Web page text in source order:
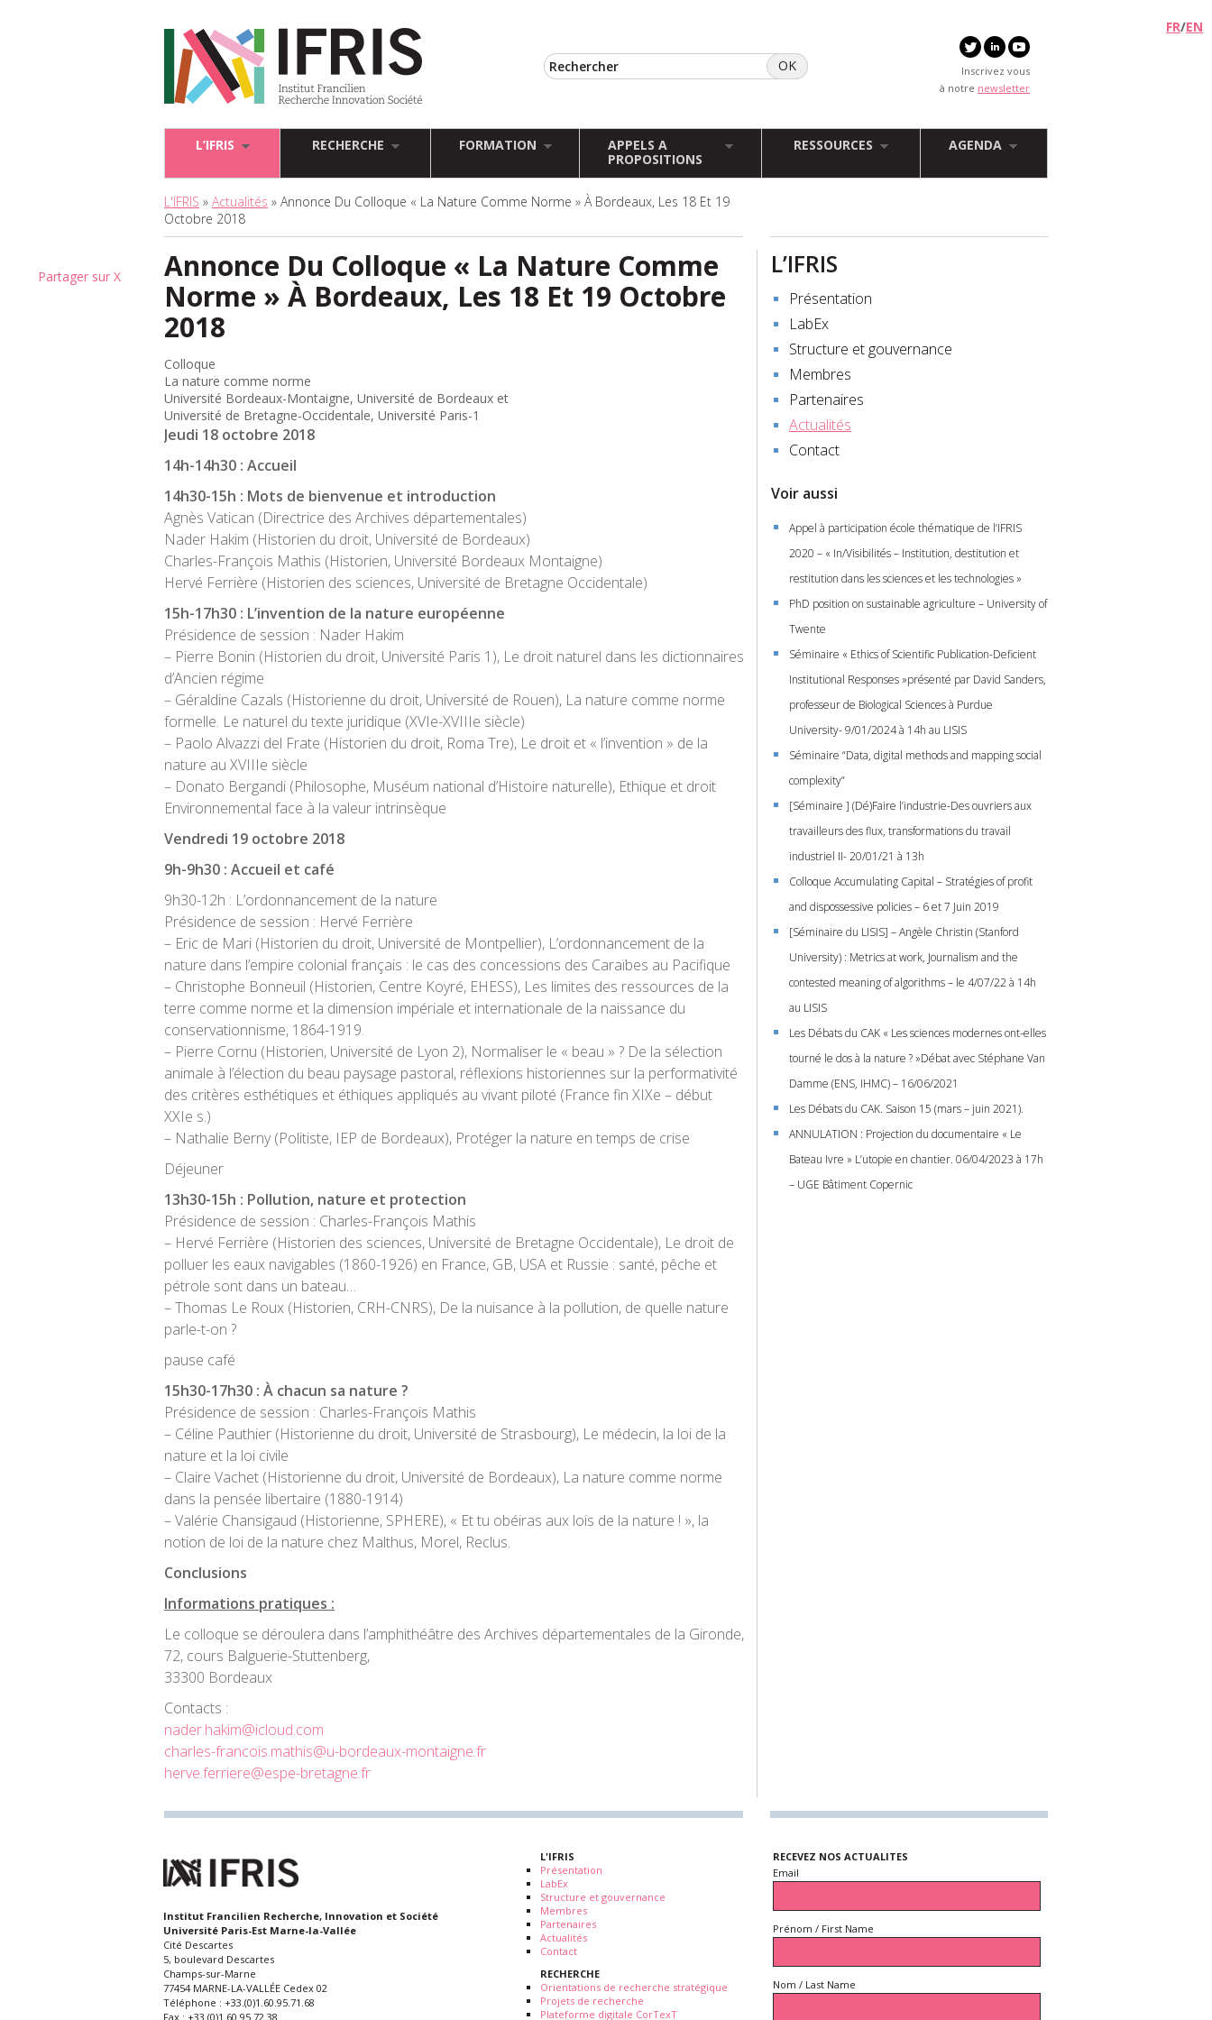
Inscrivez vous
à notre newsletter
FR/EN
L’IFRIS RECHERCHE FORMATION
APPELS A
PROPOSITIONS
RESSOURCES AGENDA
L'IFRIS » Actualités » Annonce Du Colloque « La Nature Comme Norme » À Bordeaux, Les 18 Et 19
Octobre 2018
Partager sur X
Annonce Du Colloque « La Nature Comme
Norme » À Bordeaux, Les 18 Et 19 Octobre
2018
Colloque
La nature comme norme
Université Bordeaux-Montaigne, Université de Bordeaux et
Université de Bretagne-Occidentale, Université Paris-1
Jeudi 18 octobre 2018
14h-14h30 : Accueil
14h30-15h : Mots de bienvenue et introduction
Agnès Vatican (Directrice des Archives départementales)
Nader Hakim (Historien du droit, Université de Bordeaux)
Charles-François Mathis (Historien, Université Bordeaux Montaigne)
Hervé Ferrière (Historien des sciences, Université de Bretagne Occidentale)
15h-17h30 : L’invention de la nature européenne
Présidence de session : Nader Hakim
– Pierre Bonin (Historien du droit, Université Paris 1), Le droit naturel dans les dictionnaires
d’Ancien régime
– Géraldine Cazals (Historienne du droit, Université de Rouen), La nature comme norme
formelle. Le naturel du texte juridique (XVIe-XVIIIe siècle)
– Paolo Alvazzi del Frate (Historien du droit, Roma Tre), Le droit et « l’invention » de la
nature au XVIIIe siècle
– Donato Bergandi (Philosophe, Muséum national d’Histoire naturelle), Ethique et droit
Environnemental face à la valeur intrinsèque
Vendredi 19 octobre 2018
9h-9h30 : Accueil et café
9h30-12h : L’ordonnancement de la nature
Présidence de session : Hervé Ferrière
– Eric de Mari (Historien du droit, Université de Montpellier), L’ordonnancement de la
nature dans l’empire colonial français : le cas des concessions des Caraïbes au Pacifique
– Christophe Bonneuil (Historien, Centre Koyré, EHESS), Les limites des ressources de la
terre comme norme et la dimension impériale et internationale de la naissance du
conservationnisme, 1864-1919.
– Pierre Cornu (Historien, Université de Lyon 2), Normaliser le « beau » ? De la sélection
animale à l’élection du beau paysage pastoral, réflexions historiennes sur la performativité
des critères esthétiques et éthiques appliqués au vivant piloté (France fin XIXe – début
XXIe s.)
– Nathalie Berny (Politiste, IEP de Bordeaux), Protéger la nature en temps de crise
Déjeuner
13h30-15h : Pollution, nature et protection
Présidence de session : Charles-François Mathis
– Hervé Ferrière (Historien des sciences, Université de Bretagne Occidentale), Le droit de
polluer les eaux navigables (1860-1926) en France, GB, USA et Russie : santé, pêche et
pétrole sont dans un bateau…
– Thomas Le Roux (Historien, CRH-CNRS), De la nuisance à la pollution, de quelle nature
parle-t-on ?
pause café
15h30-17h30 : À chacun sa nature ?
Présidence de session : Charles-François Mathis
– Céline Pauthier (Historienne du droit, Université de Strasbourg), Le médecin, la loi de la
nature et la loi civile
– Claire Vachet (Historienne du droit, Université de Bordeaux), La nature comme norme
dans la pensée libertaire (1880-1914)
– Valérie Chansigaud (Historienne, SPHERE), « Et tu obéiras aux lois de la nature ! », la
notion de loi de la nature chez Malthus, Morel, Reclus.
Conclusions
Informations pratiques :
Le colloque se déroulera dans l’amphithéâtre des Archives départementales de la Gironde,
72, cours Balguerie-Stuttenberg,
33300 Bordeaux
Contacts :
nader.hakim@icloud.com
charles-francois.mathis@u-bordeaux-montaigne.fr
herve.ferriere@espe-bretagne.fr
L’IFRIS
Présentation
LabEx
Structure et gouvernance
Membres
Partenaires
Actualités
Contact
Voir aussi
Appel à participation école thématique de l’IFRIS
2020 – « In/Visibilités – Institution, destitution et
restitution dans les sciences et les technologies »
PhD position on sustainable agriculture – University of
Twente
Séminaire « Ethics of Scientific Publication-Deficient
Institutional Responses »présenté par David Sanders,
professeur de Biological Sciences à Purdue
University- 9/01/2024 à 14h au LISIS
Séminaire “Data, digital methods and mapping social
complexity”
[Séminaire ] (Dé)Faire l’industrie-Des ouvriers aux
travailleurs des flux, transformations du travail
industriel II- 20/01/21 à 13h
Colloque Accumulating Capital – Stratégies of profit
and dispossessive policies – 6 et 7 Juin 2019
[Séminaire du LISIS] – Angèle Christin (Stanford
University) : Metrics at work, Journalism and the
contested meaning of algorithms – le 4/07/22 à 14h
au LISIS
Les Débats du CAK « Les sciences modernes ont-elles
tourné le dos à la nature ? »Débat avec Stéphane Van
Damme (ENS, IHMC) – 16/06/2021
Les Débats du CAK. Saison 15 (mars – juin 2021).
ANNULATION : Projection du documentaire « Le
Bateau Ivre » L’utopie en chantier. 06/04/2023 à 17h
– UGE Bâtiment Copernic
Institut Francilien Recherche, Innovation et Société
Université Paris-Est Marne-la-Vallée
Cité Descartes
5, boulevard Descartes
Champs-sur-Marne
77454 MARNE-LA-VALLÉE Cedex 02
Téléphone : +33.(0)1.60.95.71.68
Fax : +33.(0)1.60.95.72.38
L'IFRIS
Présentation
LabEx
Structure et gouvernance
Membres
Partenaires
Actualités
Contact
RECHERCHE
Orientations de recherche stratégique
Projets de recherche
Plateforme digitale CorTexT
RECEVEZ NOS ACTUALITES
Email
Prénom / First Name
Nom / Last Name